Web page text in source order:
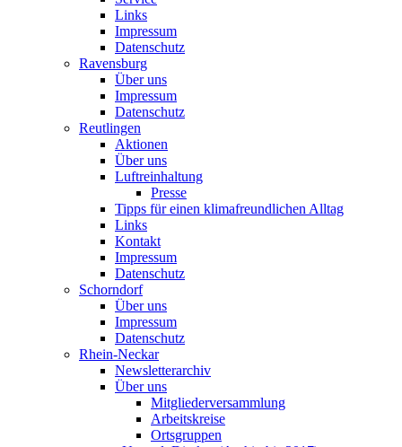
Links
Impressum
Datenschutz
Ravensburg
Über uns
Impressum
Datenschutz
Reutlingen
Aktionen
Über uns
Luftreinhaltung
Presse
Tipps für einen klimafreundlichen Alltag
Links
Kontakt
Impressum
Datenschutz
Schorndorf
Über uns
Impressum
Datenschutz
Rhein-Neckar
Newsletterarchiv
Über uns
Mitgliederversammlung
Arbeitskreise
Ortsgruppen